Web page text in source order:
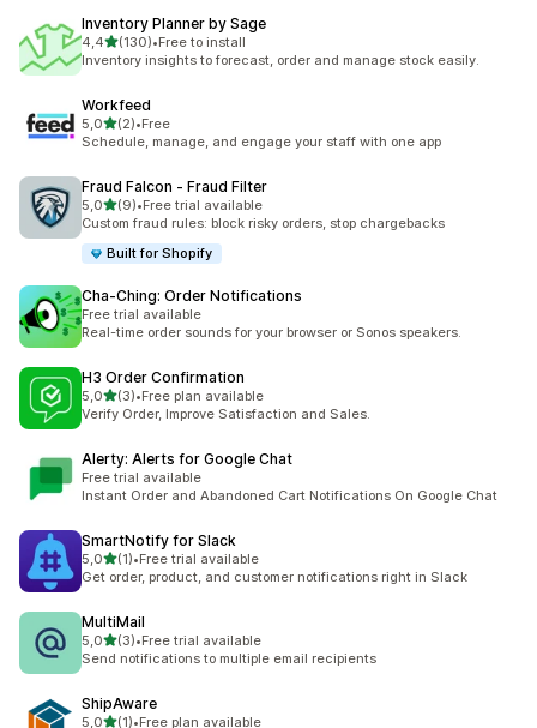
Inventory Planner by Sage
4,4z 5 hvězd
(130)
Celkový počet recenzí: 130
•Free to install
Inventory insights to forecast, order and manage stock easily.
Workfeed
5,0z 5 hvězd
(2)
Celkový počet recenzí: 2
•Free
Schedule, manage, and engage your staff with one app
Fraud Falcon ‑ Fraud Filter
5,0z 5 hvězd
(9)
Celkový počet recenzí: 9
•Free trial available
Custom fraud rules: block risky orders, stop chargebacks
Built for Shopify
Cha‑Ching: Order Notifications
Free trial available
Real-time order sounds for your browser or Sonos speakers.
H3 Order Confirmation
5,0z 5 hvězd
(3)
Celkový počet recenzí: 3
•Free plan available
Verify Order, Improve Satisfaction and Sales.
Alerty: Alerts for Google Chat
Free trial available
Instant Order and Abandoned Cart Notifications On Google Chat
SmartNotify for Slack
5,0z 5 hvězd
(1)
Celkový počet recenzí: 1
•Free trial available
Get order, product, and customer notifications right in Slack
MultiMail
5,0z 5 hvězd
(3)
Celkový počet recenzí: 3
•Free trial available
Send notifications to multiple email recipients
ShipAware
5,0z 5 hvězd
(1)•Free plan available